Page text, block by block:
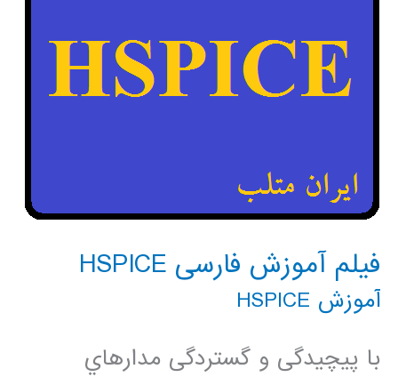
فیلم آموزش فارسی HSPICE
آموزش HSPICE
با پیچیدگی و گستردگی مدارهاي